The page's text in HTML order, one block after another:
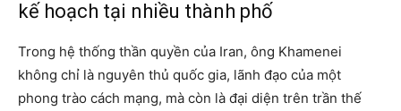
kế hoạch tại nhiều thành phố
Trong hệ thống thần quyền của Iran, ông Khamenei
không chỉ là nguyên thủ quốc gia, lãnh đạo của một
phong trào cách mạng, mà còn là đại diện trên trần thế